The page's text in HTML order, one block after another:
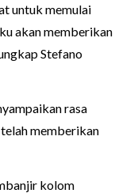
untuk memulai
akan memberikan
Stefano
rasa
memberikan
kolom